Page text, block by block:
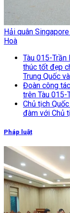
Hải quân
Hoà
Tàu 015-Trần
thúc tốt đẹp
Trung Quốc
Đoàn công
trên Tàu
Chủ tịch
đàm với Chủ
Pháp luật